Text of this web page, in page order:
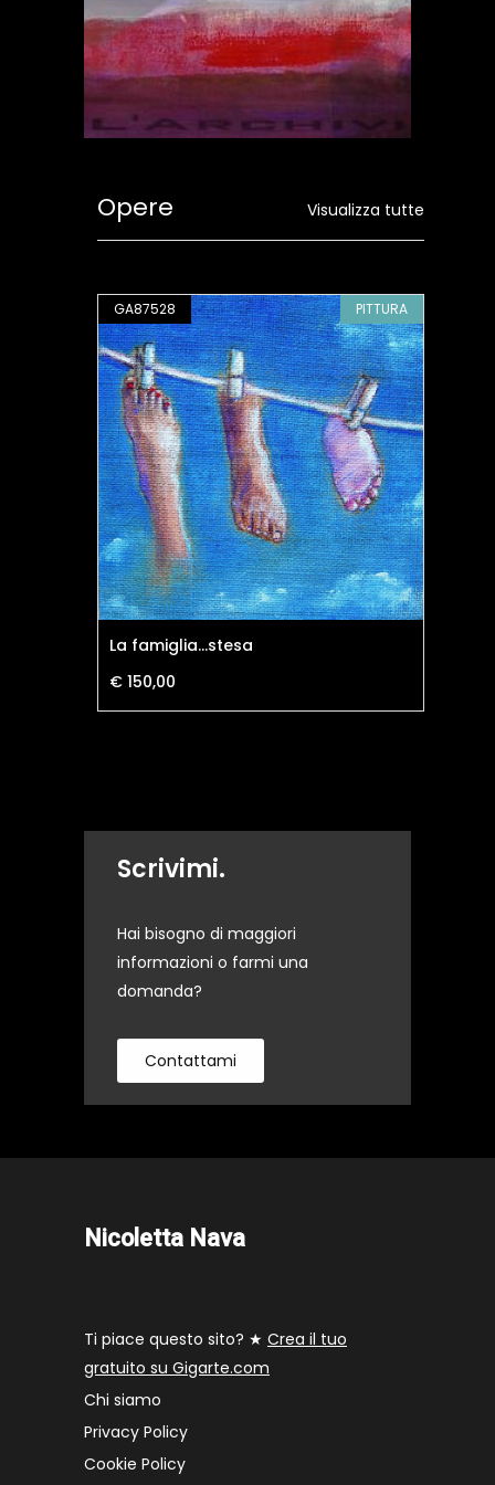
Visualizza tutte
Opere
GA87528 PITTURA
La famiglia...stesa
€ 150,00
Scrivimi.
Hai bisogno di maggiori
informazioni o farmi una
domanda?
Contattami
Nicoletta Nava
Ti piace questo sito? ★ Crea il tuo
gratuito su Gigarte.com
Chi siamo
Privacy Policy
Cookie Policy